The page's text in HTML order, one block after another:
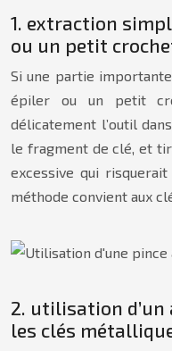
1. extraction
ou un petit
Si une partie
épiler ou un petit
délicatement l’outil
le fragment de clé, et
excessive qui
méthode convient aux
2. utilisation
les clés